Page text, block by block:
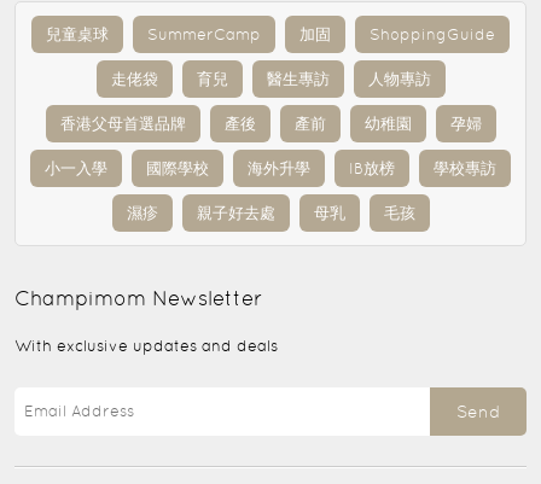
兒童桌球 SummerCamp 加固 ShoppingGuide
走佬袋 育兒 醫生專訪 人物專訪
香港父母首選品牌 產後 產前 幼稚園 孕婦
小一入學 國際學校 海外升學 IB放榜 學校專訪
濕疹 親子好去處 母乳 毛孩
Champimom Newsletter
With exclusive updates and deals
Send